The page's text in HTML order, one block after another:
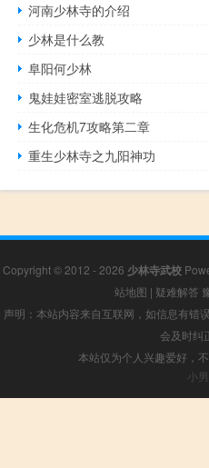
河南少林寺的介绍
少林是什么教
阜阳何少林
鬼娃娃密室逃脱攻略
生化危机7攻略第二章
重生少林寺之九阳神功
Copyright © 2012 - 2026 少林寺武校
站地图 | 疑难解答
声明：本站内容来自互联网，如信息有错
会及时纠
本站仅为个人兴趣爱好，
小